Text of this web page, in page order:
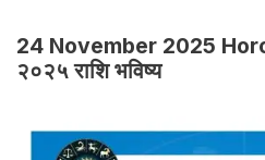
24 November 2025
२०२५ राशि भविष्य